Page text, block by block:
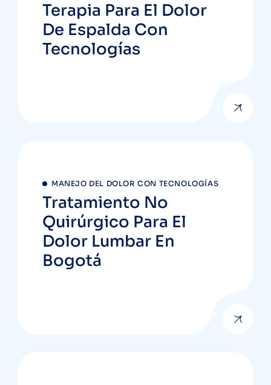
Terapia Para El Dolor
De Espalda Con
Tecnologías
MANEJO DEL DOLOR CON TECNOLOGÍAS
Tratamiento No
Quirúrgico Para El
Dolor Lumbar En
Bogotá